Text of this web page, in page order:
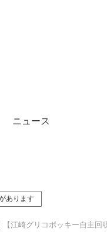
ニュース
あります
【江崎グリコポッキー自主